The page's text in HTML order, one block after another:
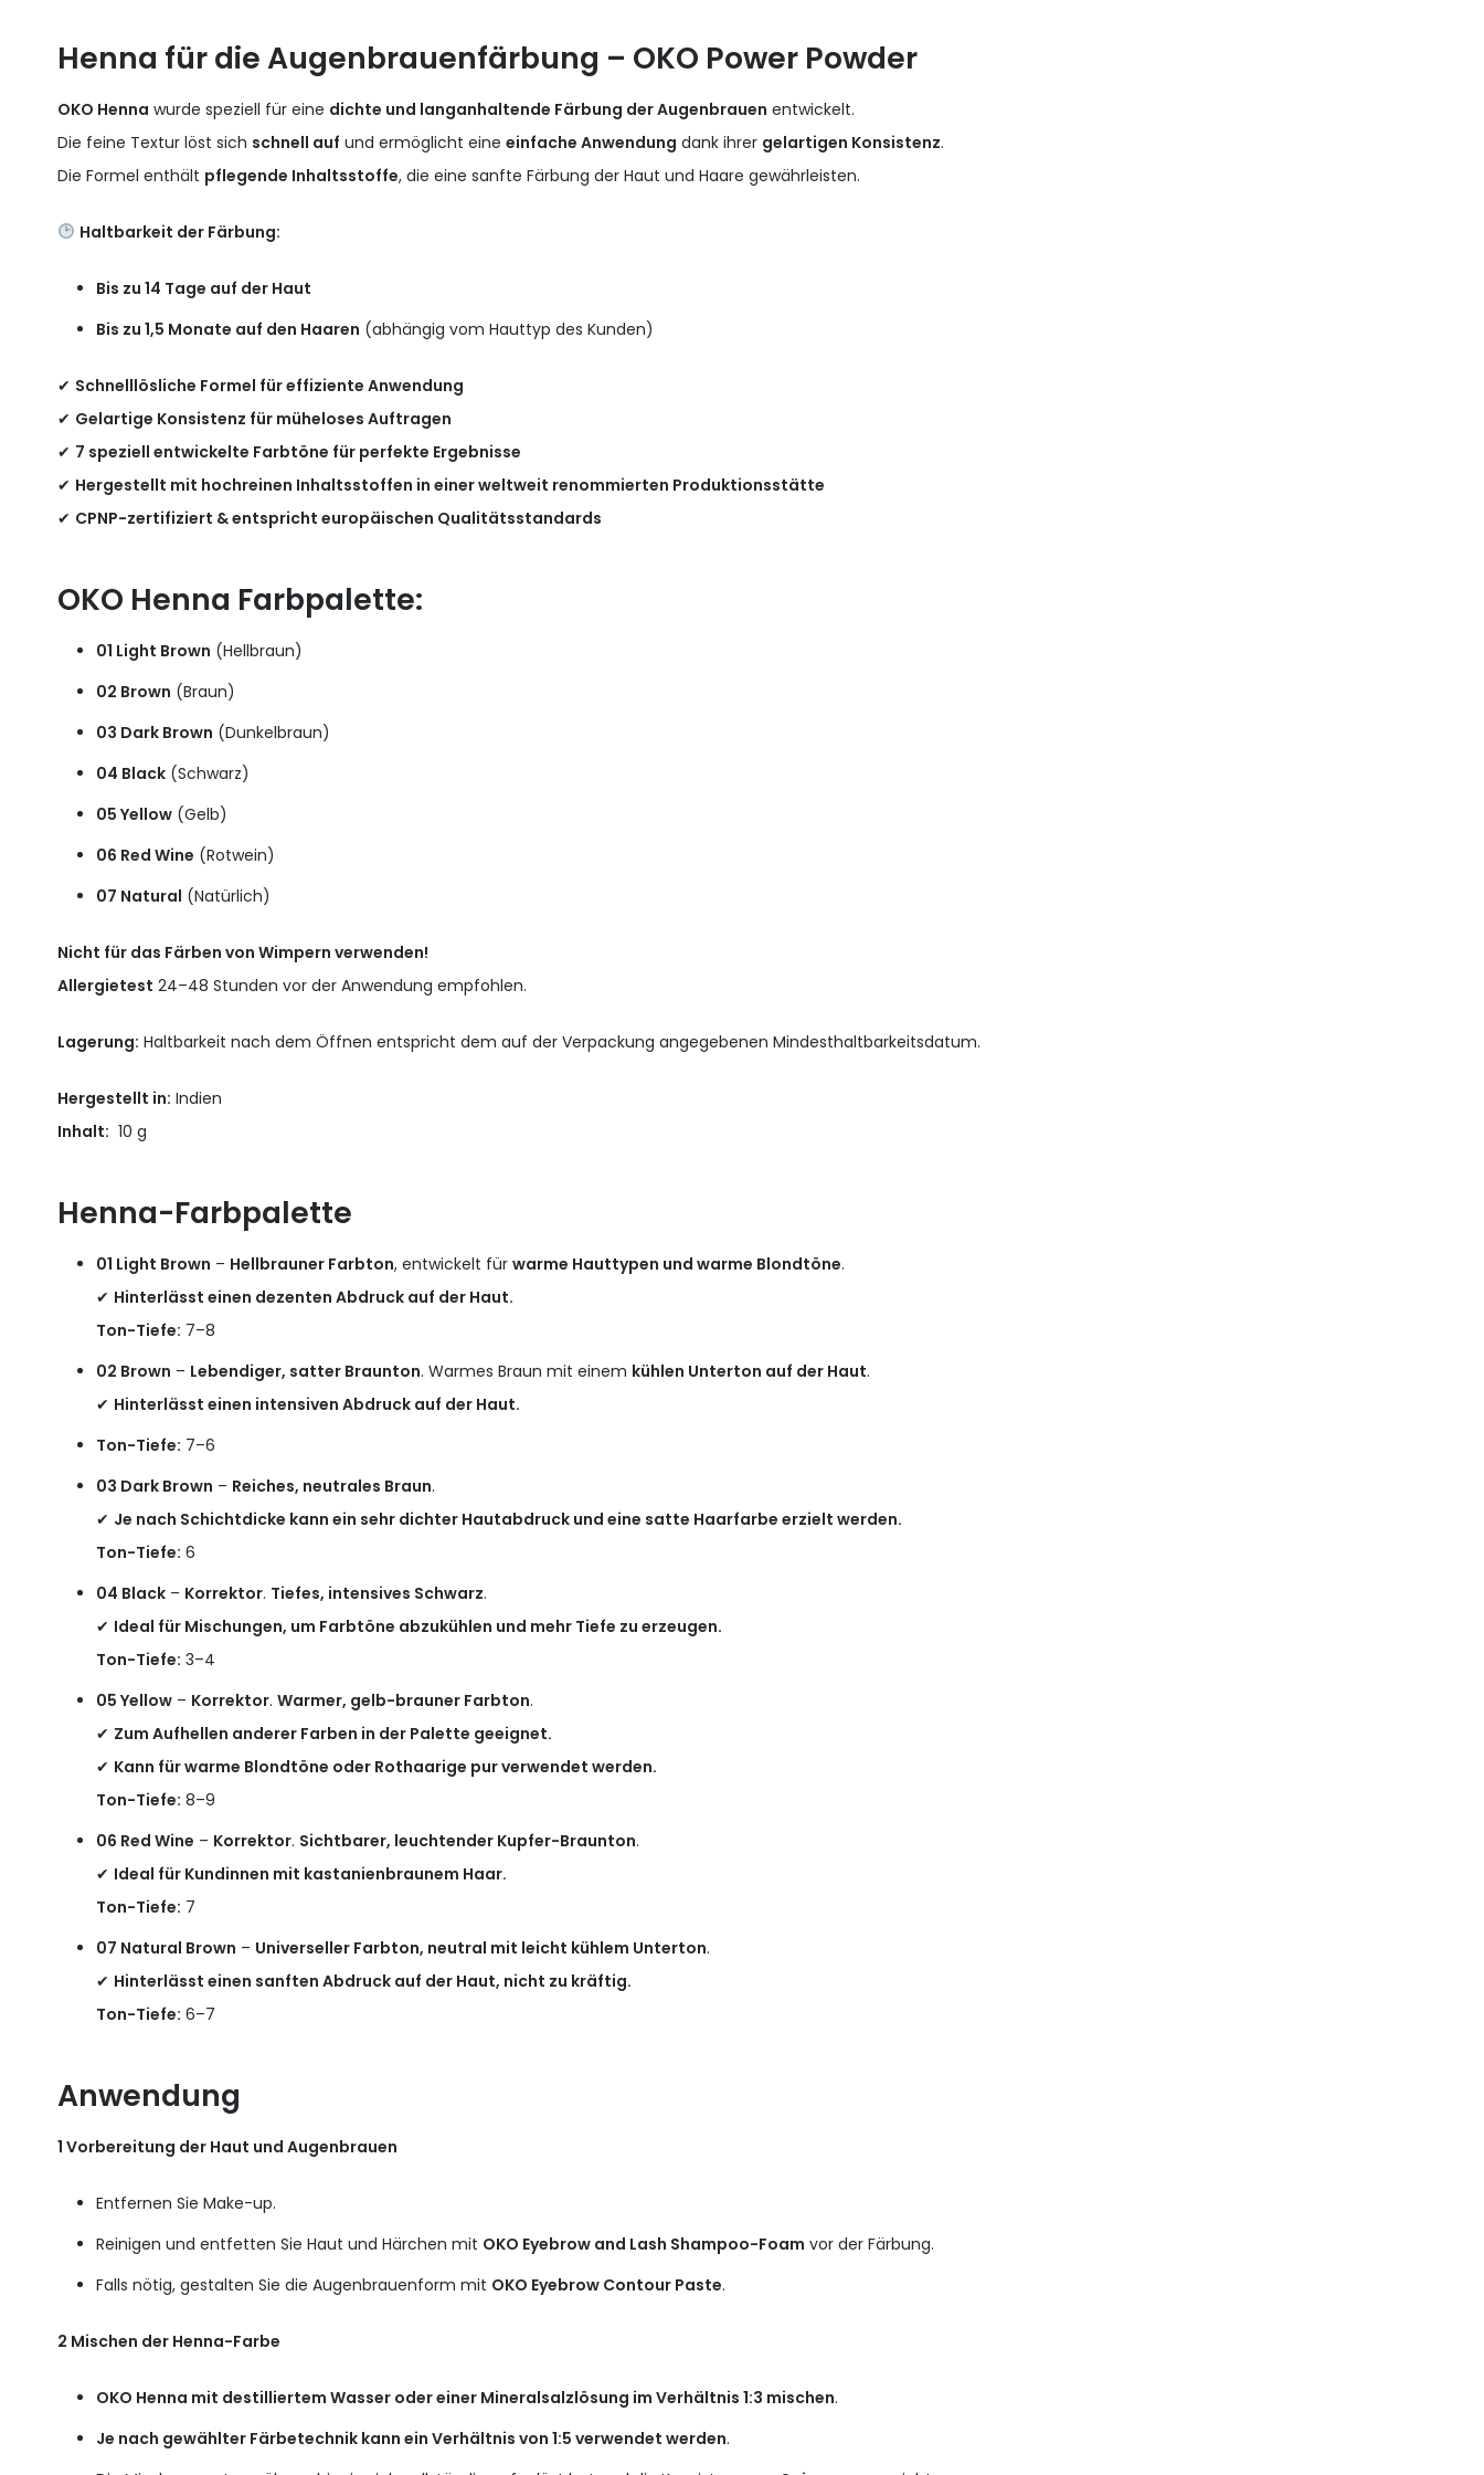
Henna für die Augenbrauenfärbung – OKO Power Powder
OKO Henna wurde speziell für eine dichte und langanhaltende Färbung der Augenbrauen entwickelt.
Die feine Textur löst sich schnell auf und ermöglicht eine einfache Anwendung dank ihrer gelartigen Konsistenz.
Die Formel enthält pflegende Inhaltsstoffe, die eine sanfte Färbung der Haut und Haare gewährleisten.
Haltbarkeit der Färbung:
Bis zu 14 Tage auf der Haut
Bis zu 1,5 Monate auf den Haaren (abhängig vom Hauttyp des Kunden)
✔ Schnelllösliche Formel für effiziente Anwendung
✔ Gelartige Konsistenz für müheloses Auftragen
✔ 7 speziell entwickelte Farbtöne für perfekte Ergebnisse
✔ Hergestellt mit hochreinen Inhaltsstoffen in einer weltweit renommierten Produktionsstätte
✔ CPNP-zertifiziert & entspricht europäischen Qualitätsstandards
OKO Henna Farbpalette:
01 Light Brown (Hellbraun)
02 Brown (Braun)
03 Dark Brown (Dunkelbraun)
04 Black (Schwarz)
05 Yellow (Gelb)
06 Red Wine (Rotwein)
07 Natural (Natürlich)
Nicht für das Färben von Wimpern verwenden!
Allergietest 24–48 Stunden vor der Anwendung empfohlen.
Lagerung: Haltbarkeit nach dem Öffnen entspricht dem auf der Verpackung angegebenen Mindesthaltbarkeitsdatum.
Hergestellt in: Indien
Inhalt: 10 g
Henna-Farbpalette
01 Light Brown – Hellbrauner Farbton, entwickelt für warme Hauttypen und warme Blondtöne.
✔ Hinterlässt einen dezenten Abdruck auf der Haut.
Ton-Tiefe: 7–8
02 Brown – Lebendiger, satter Braunton. Warmes Braun mit einem kühlen Unterton auf der Haut.
✔ Hinterlässt einen intensiven Abdruck auf der Haut.
Ton-Tiefe: 7–6
03 Dark Brown – Reiches, neutrales Braun.
✔ Je nach Schichtdicke kann ein sehr dichter Hautabdruck und eine satte Haarfarbe erzielt werden.
Ton-Tiefe: 6
04 Black – Korrektor. Tiefes, intensives Schwarz.
✔ Ideal für Mischungen, um Farbtöne abzukühlen und mehr Tiefe zu erzeugen.
Ton-Tiefe: 3–4
05 Yellow – Korrektor. Warmer, gelb-brauner Farbton.
✔ Zum Aufhellen anderer Farben in der Palette geeignet.
✔ Kann für warme Blondtöne oder Rothaarige pur verwendet werden.
Ton-Tiefe: 8–9
06 Red Wine – Korrektor. Sichtbarer, leuchtender Kupfer-Braunton.
✔ Ideal für Kundinnen mit kastanienbraunem Haar.
Ton-Tiefe: 7
07 Natural Brown – Universeller Farbton, neutral mit leicht kühlem Unterton.
✔ Hinterlässt einen sanften Abdruck auf der Haut, nicht zu kräftig.
Ton-Tiefe: 6–7
Anwendung
1 Vorbereitung der Haut und Augenbrauen
Entfernen Sie Make-up.
Reinigen und entfetten Sie Haut und Härchen mit OKO Eyebrow and Lash Shampoo-Foam vor der Färbung.
Falls nötig, gestalten Sie die Augenbrauenform mit OKO Eyebrow Contour Paste.
2 Mischen der Henna-Farbe
OKO Henna mit destilliertem Wasser oder einer Mineralsalzlösung im Verhältnis 1:3 mischen.
Je nach gewählter Färbetechnik kann ein Verhältnis von 1:5 verwendet werden.